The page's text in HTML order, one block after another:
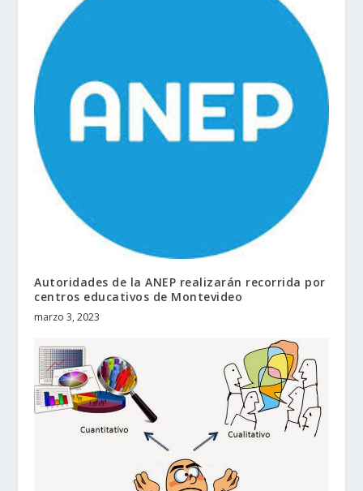
Autoridades de la ANEP realizarán recorrida por
centros educativos de Montevideo
marzo 3, 2023